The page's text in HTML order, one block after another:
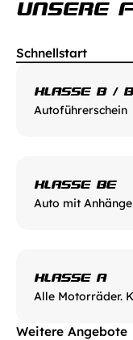
UNSERE
Schnellstart
KLASSE B /
Autoführerschein
KLASSE BE
Auto mit
KLASSE A
Alle Motorräder.
Weitere Angebote